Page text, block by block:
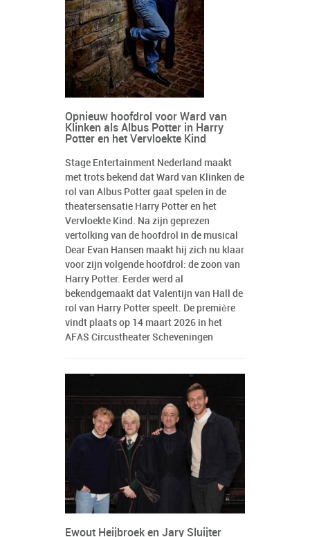
Opnieuw hoofdrol voor Ward van
Klinken als Albus Potter in Harry
Potter en het Vervloekte Kind
Stage Entertainment Nederland maakt
met trots bekend dat Ward van Klinken de
rol van Albus Potter gaat spelen in de
theatersensatie Harry Potter en het
Vervloekte Kind. Na zijn geprezen
vertolking van de hoofdrol in de musical
Dear Evan Hansen maakt hij zich nu klaar
voor zijn volgende hoofdrol: de zoon van
Harry Potter. Eerder werd al
bekendgemaakt dat Valentijn van Hall de
rol van Harry Potter speelt. De première
vindt plaats op 14 maart 2026 in het
AFAS Circustheater Scheveningen
Ewout Heijbroek en Jary Sluijter